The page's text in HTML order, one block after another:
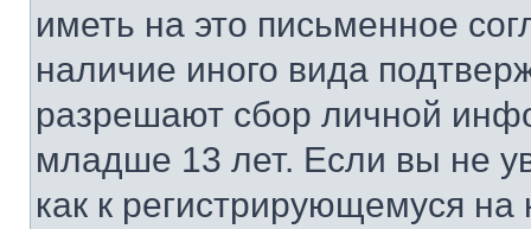
иметь на это письменное
наличие иного вида
разрешают сбор личной
младше 13 лет. Если вы не
как к регистрирующемуся